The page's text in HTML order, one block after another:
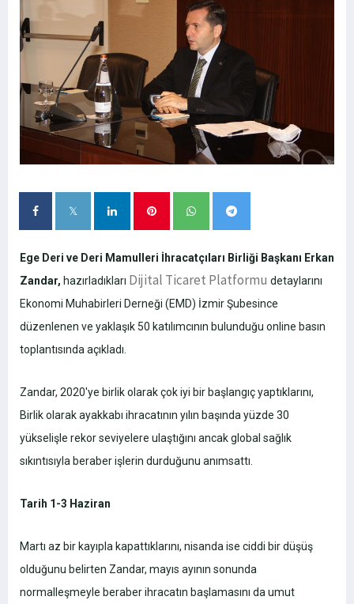
Ege Deri ve Deri Mamulleri İhracatçıları Birliği Başkanı Erkan
Zandar, hazırladıkları Dijital Ticaret Platformu detaylarını
Ekonomi Muhabirleri Derneği (EMD) İzmir Şubesince
düzenlenen ve yaklaşık 50 katılımcının bulunduğu online basın
toplantısında açıkladı.
Zandar, 2020'ye birlik olarak çok iyi bir başlangıç yaptıklarını,
Birlik olarak ayakkabı ihracatının yılın başında yüzde 30
yükselişle rekor seviyelere ulaştığını ancak global sağlık
sıkıntısıyla beraber işlerin durduğunu anımsattı.
Tarih 1-3 Haziran
Martı az bir kayıpla kapattıklarını, nisanda ise ciddi bir düşüş
olduğunu belirten Zandar, mayıs ayının sonunda
normalleşmeyle beraber ihracatın başlamasını da umut